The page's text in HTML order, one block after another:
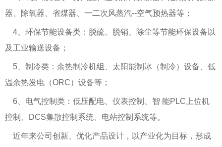
器、除氧器、省煤器、一二次风蒸汽--空气预热器等；
4、环保节能设备类：脱硫、脱销、除尘等节能环保设备以
及工业输送设备；
5、制冷类：余热制冷机组、太阳能制冰（制冷）设备、低
温余热发电（ORC）设备等；
6、电气控制类：低压配电、仪表控制、智 能PLC上位机
控制、DCS集散控制系统、电站控制系统等。
近年来公司创新、优化产品设计，以产业化为目标，形成